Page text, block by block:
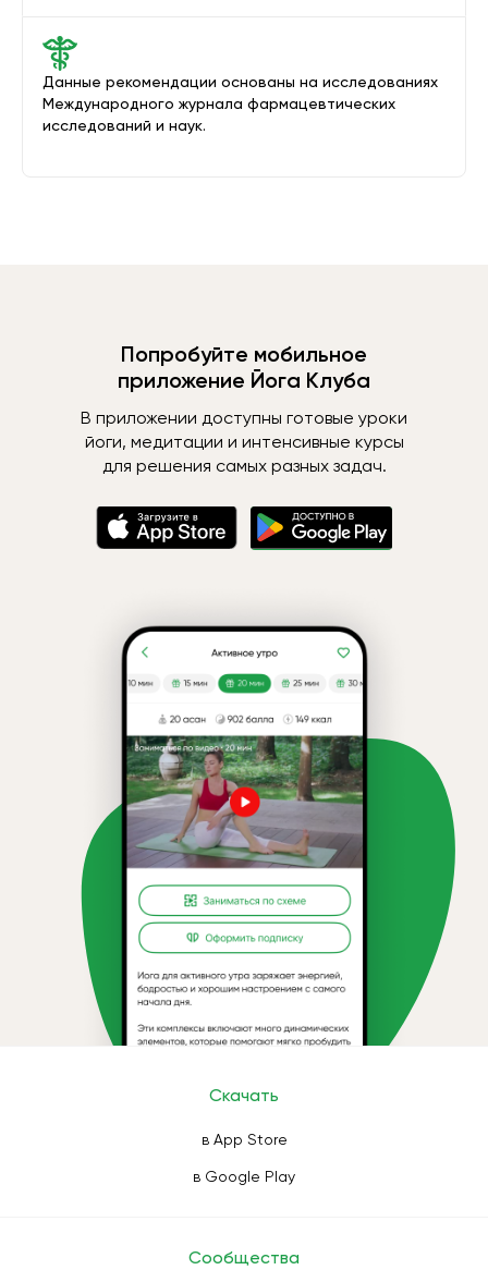
Данные рекомендации основаны на исследованиях
Международного журнала фармацевтических
исследований и наук.
Попробуйте мобильное
приложение Йога Клуба
В приложении доступны готовые уроки
йоги, медитации и интенсивные курсы
для решения самых разных задач.
Скачать
в App Store
в Google Play
Сообщества